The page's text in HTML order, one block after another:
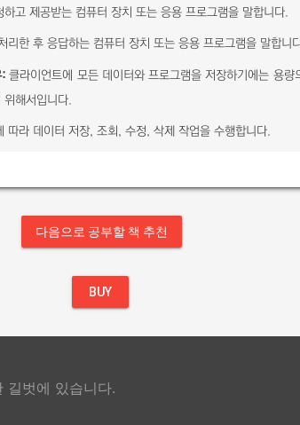
고 제공받는 컴퓨터 장치 또는 응용 프로그램을 말합니다.
리한 후 응답하는 컴퓨터 장치 또는 응용 프로그램을 말합니
:클라이언트에 모든 데이터와 프로그램을 저장하기에는 용량
해서입니다.
따라 데이터 저장, 조회, 수정, 삭제 작업을 수행합니다.
다음으로 공부할 책 추천
BUY
길벗에 있습니다.